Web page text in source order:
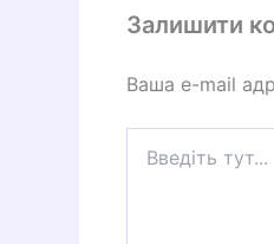
Залишити
Ваша e-mail
тут...